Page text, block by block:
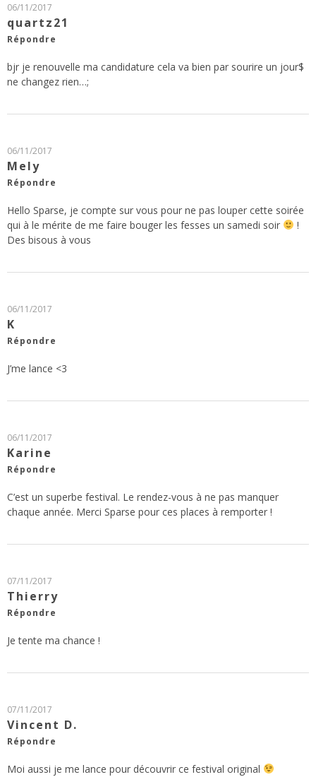
06/11/2017
quartz21
Répondre
bjr je renouvelle ma candidature cela va bien par sourire un jour$
ne changez rien…;
06/11/2017
Mely
Répondre
Hello Sparse, je compte sur vous pour ne pas louper cette soirée
qui à le mérite de me faire bouger les fesses un samedi soir
!
Des bisous à vous
06/11/2017
K
Répondre
J’me lance <3
06/11/2017
Karine
Répondre
C’est un superbe festival. Le rendez-vous à ne pas manquer
chaque année. Merci Sparse pour ces places à remporter !
07/11/2017
Thierry
Répondre
Je tente ma chance !
07/11/2017
Vincent D.
Répondre
Moi aussi je me lance pour découvrir ce festival original